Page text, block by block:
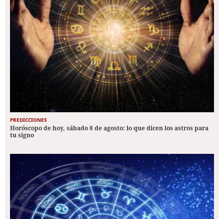
PREDICCIONES
Horóscopo de hoy, sábado 8 de agosto: lo que dicen los astros para
tu signo